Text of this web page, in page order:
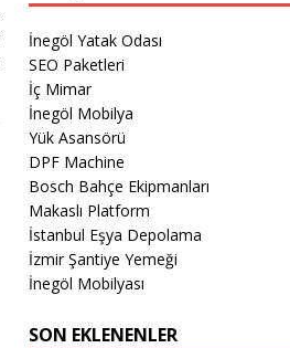
İnegöl Yatak Odası
SEO Paketleri
İç Mimar
İnegöl Mobilya
Yük Asansörü
DPF Machine
Bosch Bahçe Ekipmanları
Makaslı Platform
İstanbul Eşya Depolama
İzmir Şantiye Yemeği
İnegöl Mobilyası
SON EKLENENLER